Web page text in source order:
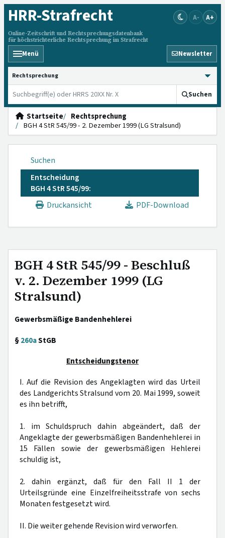
HRR-Strafrecht
Online-Zeitschrift und Rechtsprechungsdatenbank
für höchstrichterliche Rechtsprechung im Strafrecht
A- A+
Menü Newsletter
HRRS durchsuchen
Suchen
Startseite
Rechtsprechung
BGH 4 StR 545/99 - 2. Dezember 1999 (LG Stralsund)
Suchen
Entscheidung
BGH 4 StR 545/99:
Druckansicht
PDF-Download
BGH 4 StR 545/99 - Beschluß
v. 2. Dezember 1999 (LG
Stralsund)
Gewerbsmäßige Bandenhehlerei
§260aStGB
Entscheidungstenor
I. Auf die Revision des Angeklagten wird das Urteil
des Landgerichts Stralsund vom 20. Mai 1999, soweit
es ihn betrifft,
1. im Schuldspruch dahin abgeändert, daß der
Angeklagte der gewerbsmäßigen Bandenhehlerei in
15 Fällen sowie der gewerbsmäßigen Hehlerei
schuldig ist,
2. dahin ergänzt, daß für den Fall II 1 der
Urteilsgründe eine Einzelfreiheitsstrafe von sechs
Monaten festgesetzt wird.
II. Die weiter gehende Revision wird verworfen.